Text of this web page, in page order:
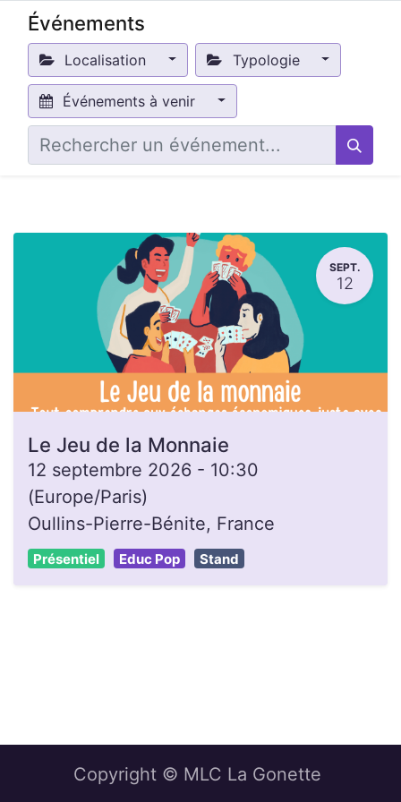
Événements
Localisation Typologie
Événements à venir
SEPT.
12
Le Jeu de la Monnaie
12 septembre 2026 - 10:30
(Europe/Paris)
Oullins-Pierre-Bénite, France
Présentiel Educ Pop Stand
Copyright © MLC La Gonette